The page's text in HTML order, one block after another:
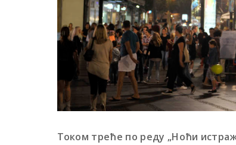
Током треће по реду „Ноћи